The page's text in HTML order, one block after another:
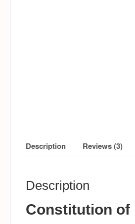
Description Reviews (3)
Description
Constitution of